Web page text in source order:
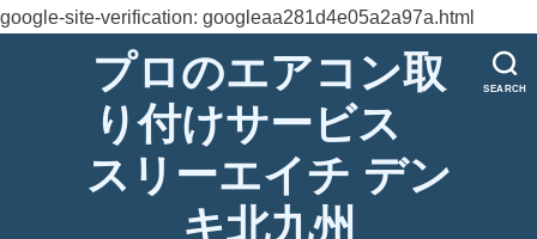
google-site-verification: googleaa281d4e05a2a97a.html
SEARCH
プロのエアコン取
り付けサービス
スリーエイチ デン
キ北九州